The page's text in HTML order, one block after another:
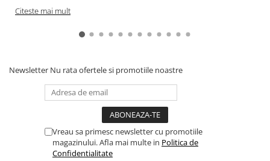
Paints & Tools
Star Wars figurine
Marvel Univers
Figurine diverse
Citeste mai mult
Newsletter Nu rata ofertele si promotiile noastre
Vreau sa primesc newsletter cu promotiile
magazinului. Afla mai multe in Politica de
Confidentialitate